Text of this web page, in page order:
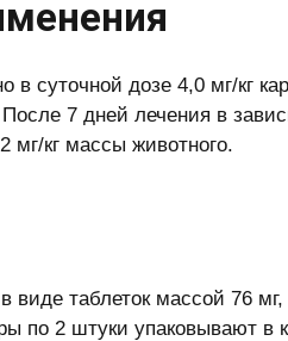
суточной дозе 4,0 мг/кг
7 дней лечения в
мг/кг массы животного.
таблеток массой 76 мг,
по 2 штуки упа­ковывают в